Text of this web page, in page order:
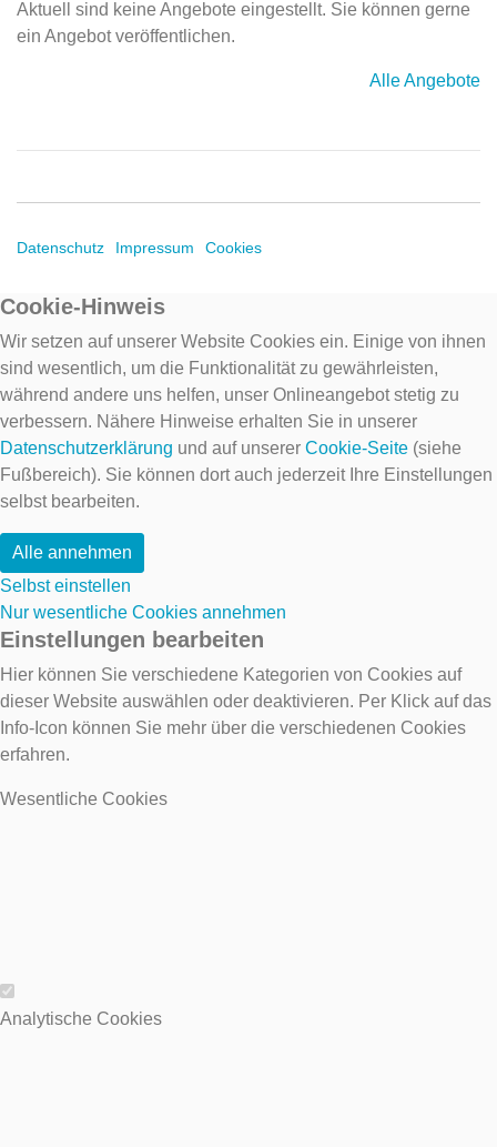
Aktuell sind keine Angebote eingestellt. Sie können gerne
ein Angebot veröffentlichen.
Alle Angebote
Datenschutz Impressum Cookies
Cookie-Hinweis
Wir setzen auf unserer Website Cookies ein. Einige von ihnen
sind wesentlich, um die Funktionalität zu gewährleisten,
während andere uns helfen, unser Onlineangebot stetig zu
verbessern. Nähere Hinweise erhalten Sie in unserer
Datenschutzerklärung und auf unserer Cookie-Seite (siehe
Fußbereich). Sie können dort auch jederzeit Ihre Einstellungen
selbst bearbeiten.
Alle annehmen
Selbst einstellen
Nur wesentliche Cookies annehmen
Einstellungen bearbeiten
Hier können Sie verschiedene Kategorien von Cookies auf
dieser Website auswählen oder deaktivieren. Per Klick auf das
Info-Icon können Sie mehr über die verschiedenen Cookies
erfahren.
Wesentliche Cookies
Wesentliche Cookies
Analytische Cookies